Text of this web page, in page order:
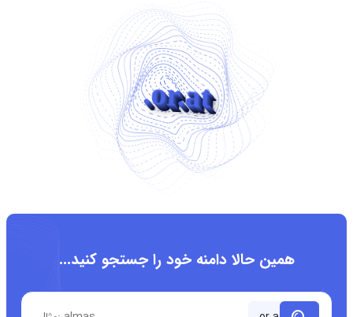
.or.at
همین حالا دامنه خود را جستجو کنید...